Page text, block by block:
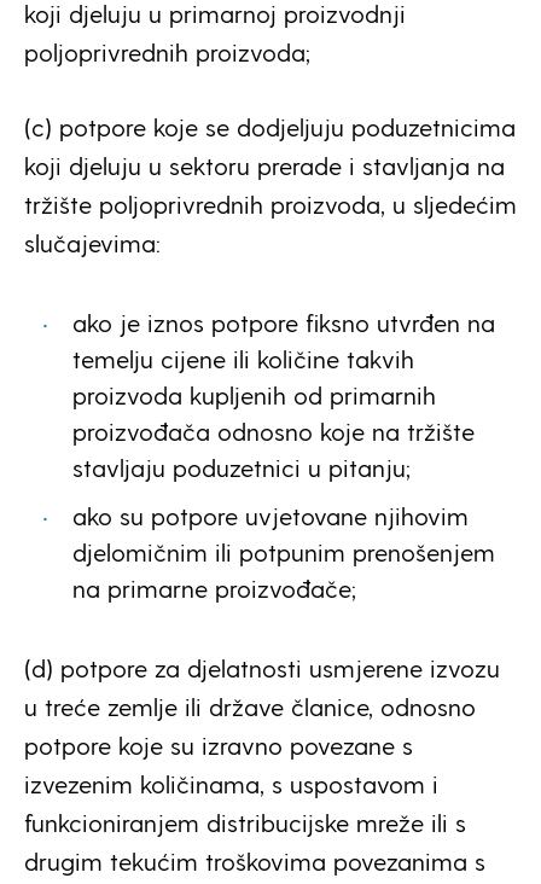
koji djeluju u primarnoj proizvodnji
poljoprivrednih proizvoda;
(c) potpore koje se dodjeljuju poduzetnicima
koji djeluju u sektoru prerade i stavljanja na
tržište poljoprivrednih proizvoda, u sljedećim
slučajevima:
ako je iznos potpore fiksno utvrđen na
temelju cijene ili količine takvih
proizvoda kupljenih od primarnih
proizvođača odnosno koje na tržište
stavljaju poduzetnici u pitanju;
ako su potpore uvjetovane njihovim
djelomičnim ili potpunim prenošenjem
na primarne proizvođače;
(d) potpore za djelatnosti usmjerene izvozu
u treće zemlje ili države članice, odnosno
potpore koje su izravno povezane s
izvezenim količinama, s uspostavom i
funkcioniranjem distribucijske mreže ili s
drugim tekućim troškovima povezanima s